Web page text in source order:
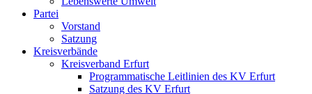
Partei
Vorstand
Satzung
Kreisverbände
Kreisverband Erfurt
Programmatische Leitlinien des KV Erfurt
Satzung des KV Erfurt